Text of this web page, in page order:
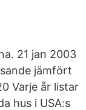
21 jan 2003
jämfört
Varje år listar
hus i USA:s